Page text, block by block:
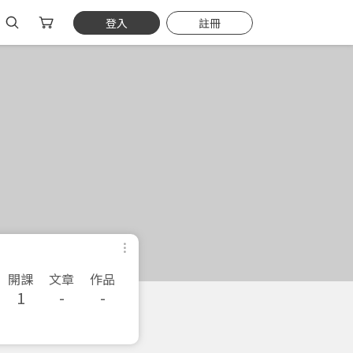
登入 註冊
開課
1
文章
-
作品
-